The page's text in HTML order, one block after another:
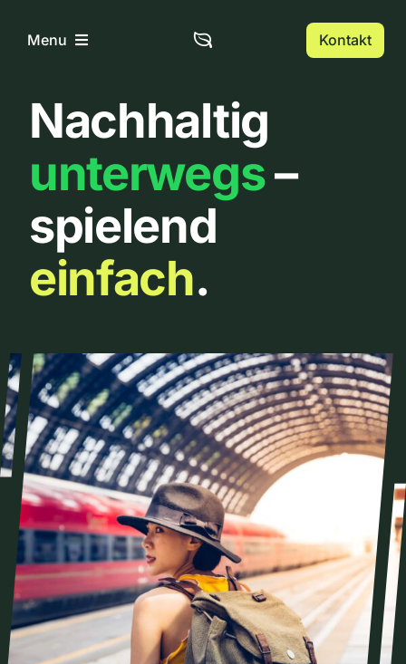
InhaltMenu
Home
Über uns
Urbanlist
Kontakt
Nachhaltig
unterwegs–
spielend
einfach.